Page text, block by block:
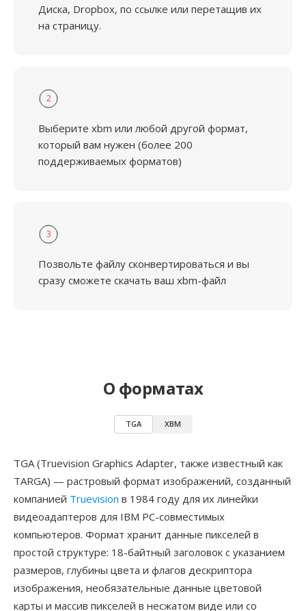
Диска, Dropbox, по ссылке или перетащив их
на страницу.
2
Выберите xbm или любой другой формат,
который вам нужен (более 200
поддерживаемых форматов)
3
Позвольте файлу сконвертироваться и вы
сразу сможете скачать ваш xbm-файл
О форматах
TGA XBM
TGA (Truevision Graphics Adapter, также известный как
TARGA) — растровый формат изображений, созданный
компанией Truevision в 1984 году для их линейки
видеоадаптеров для IBM PC-совместимых
компьютеров. Формат хранит данные пикселей в
простой структуре: 18-байтный заголовок с указанием
размеров, глубины цвета и флагов дескриптора
изображения, необязательные данные цветовой
карты и массив пикселей в несжатом виде или со